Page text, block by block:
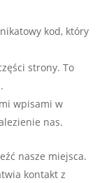
kod, który
strony. To
wpisami w
nas.
nasze miejsca.
kontakt z